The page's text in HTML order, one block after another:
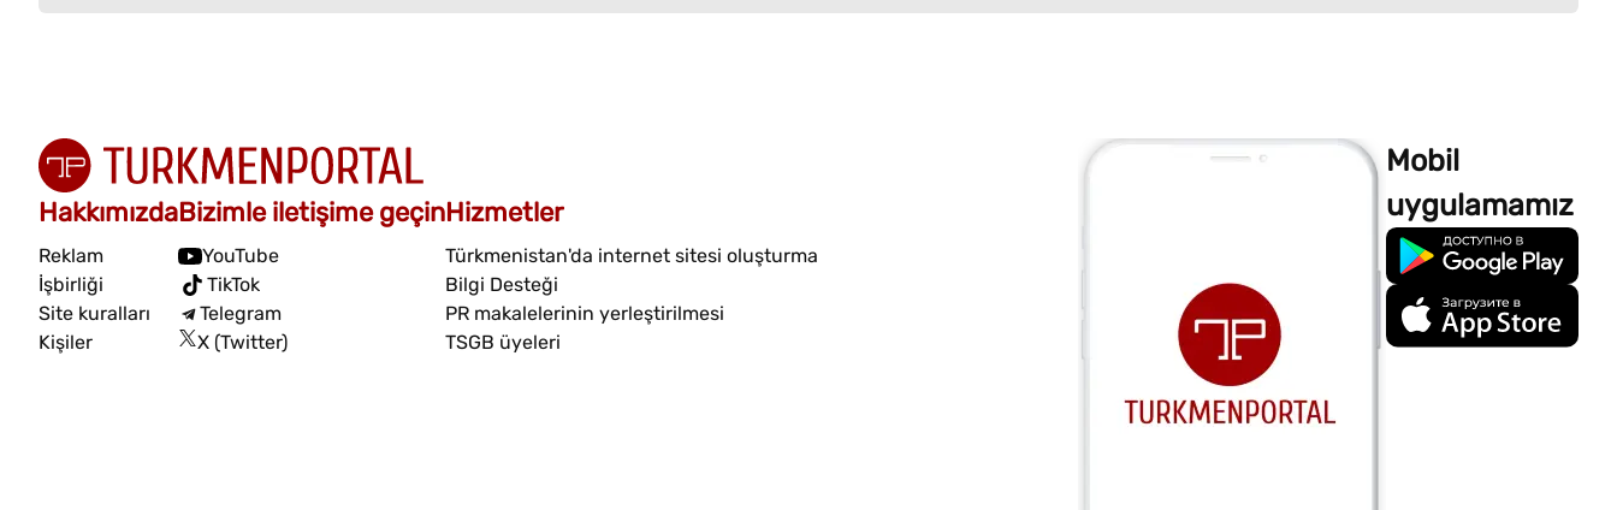
Hakkımızda
Reklam
İşbirliği
Site kuralları
Kişiler
Bizimle iletişime geçin
YouTube
TikTok
Telegram
X (Twitter)
Hizmetler
Türkmenistan'da internet sitesi oluşturma
Bilgi Desteği
PR makalelerinin yerleştirilmesi
TSGB üyeleri
Mobil
uygulamamız